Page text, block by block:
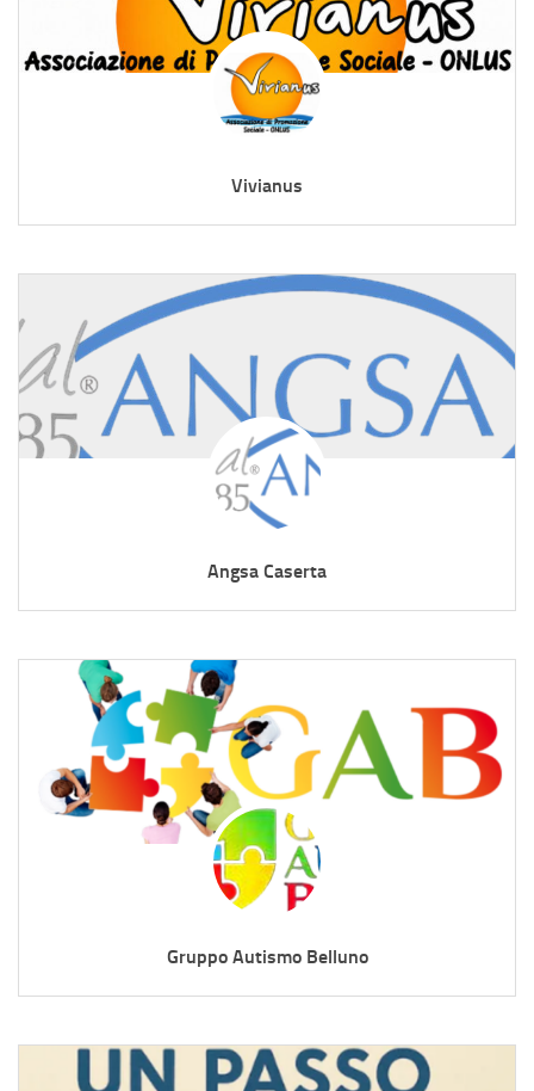
Vivianus
Angsa Caserta
Gruppo Autismo Belluno